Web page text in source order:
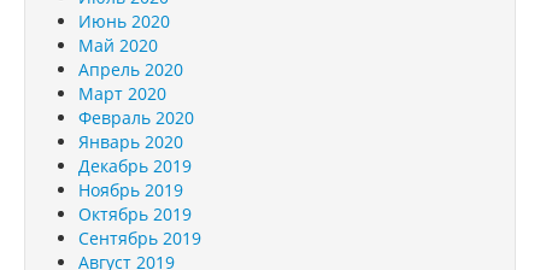
Июнь 2020
Май 2020
Апрель 2020
Март 2020
Февраль 2020
Январь 2020
Декабрь 2019
Ноябрь 2019
Октябрь 2019
Сентябрь 2019
Август 2019